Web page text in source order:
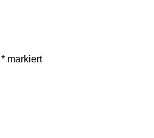
* markiert